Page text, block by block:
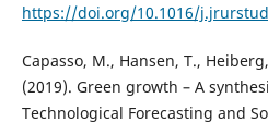
https://doi.org/10.1016/
Capasso, M., Hansen, T.,
(2019). Green growth – A
Technological Forecasting and